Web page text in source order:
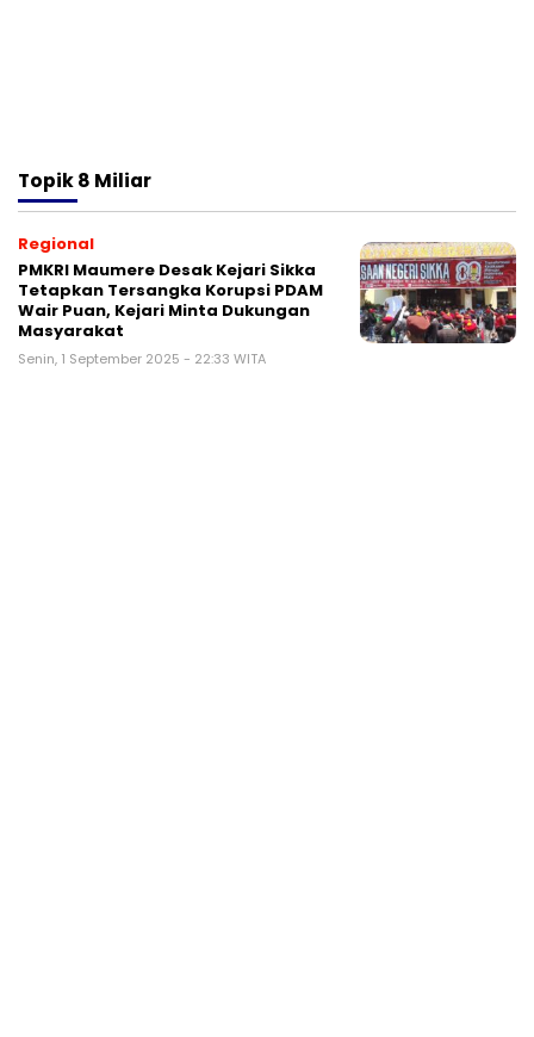
Topik8 Miliar
Regional
PMKRI Maumere Desak Kejari Sikka
Tetapkan Tersangka Korupsi PDAM
Wair Puan, Kejari Minta Dukungan
Masyarakat
Senin, 1 September 2025 - 22:33 WITA